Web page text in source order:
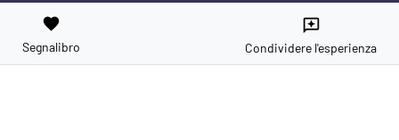
favorite
Segnalibro
reviews
Condividere l'esperienza